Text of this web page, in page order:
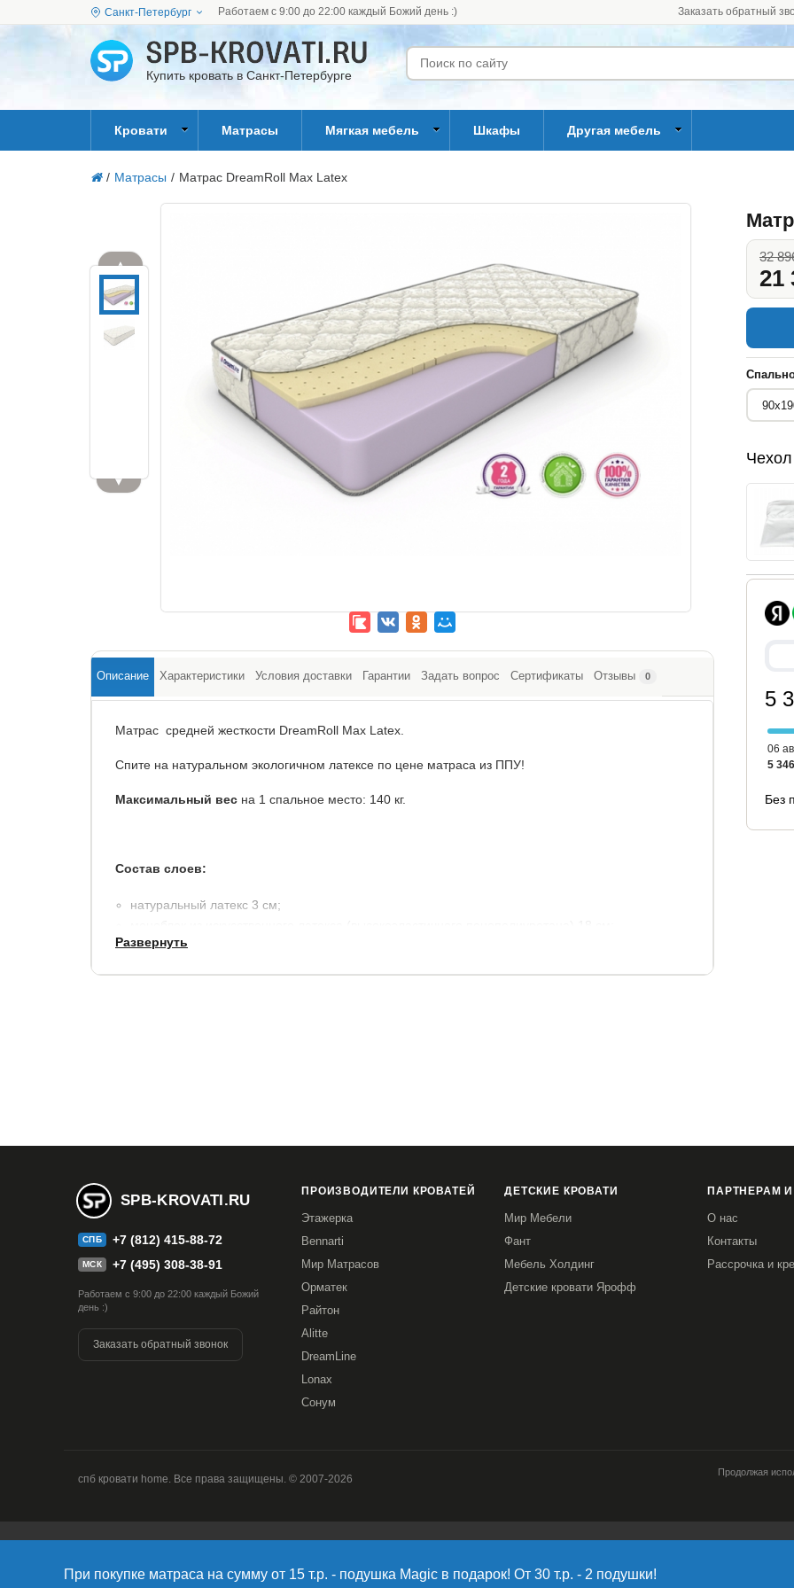
Санкт-Петербург Работаем с 9:00 до 22:00 каждый Божий день :) Заказать обратный
Купить кровать в Санкт-Петербурге
Кровати Матрасы Мягкая мебель Шкафы Другая мебель
/ Матрасы / Матрас DreamRoll Max Latex
▲
▼
32
21
Чехол
5
06
5
Без
Описание Характеристики Условия доставки Гарантии Задать вопрос Сертификаты Отзывы 0
Матрас средней жесткости DreamRoll Max Latex.
Спите на натуральном экологичном латексе по цене матраса из ППУ!
Максимальный вес на 1 спальное место: 140 кг.
Состав слоев:
натуральный латекс 3 см;
чехол: Lux, ткань из хлопкового жаккарда (состав: хлопок 40%, полиэстер 60%). Простеган на
Развернуть
При покупке матраса на сумму от 15 т.р. - подушка Magic в подарок! От 30 т.р. - 2 подушки!
SPB-KROVATI.RU
СПБ +7 (812) 415-88-72
МСК +7 (495) 308-38-91
Работаем с 9:00 до 22:00 каждый Божий
день :)
Заказать обратный звонок
ПРОИЗВОДИТЕЛИ КРОВАТЕЙ
Этажерка
Bennarti
Мир Матрасов
Орматек
Райтон
Alitte
DreamLine
Lonax
Сонум
ДЕТСКИЕ КРОВАТИ
Мир Мебели
Фант
Мебель Холдинг
Детские кровати Ярофф
ПАРТНЕРАМ
О нас
Контакты
Рассрочка и
спб кровати home. Все права защищены. © 2007-2026
Продолжая
версия Браузера; тип устройства и разрешение его экрана; источник откуда пришел на сайт пользователь; с какого сайта или по какой
Браузера; какие страницы открывает и на какие кнопки нажимает пользователь; ip-адрес) в целях функционирования сайта, проведения